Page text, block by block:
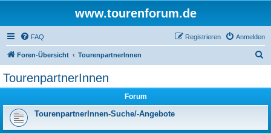
www.tourenforum.de
FAQ Anmelden
Registrieren
Foren-Übersicht TourenpartnerInnen
TourenpartnerInnen
Forum
TourenpartnerInnen-Suche/-Angebote